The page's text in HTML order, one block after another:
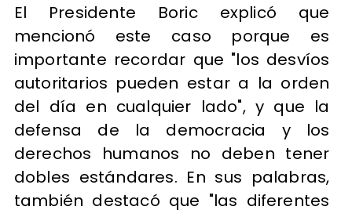
El Presidente Boric explicó que
mencionó este caso porque es
importante recordar que "los desvíos
autoritarios pueden estar a la orden
del día en cualquier lado", y que la
defensa de la democracia y los
derechos humanos no deben tener
dobles estándares. En sus palabras,
también destacó que "las diferentes